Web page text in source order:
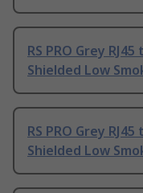
RS PRO Grey
Shielded Low
RS PRO Grey
Shielded Low